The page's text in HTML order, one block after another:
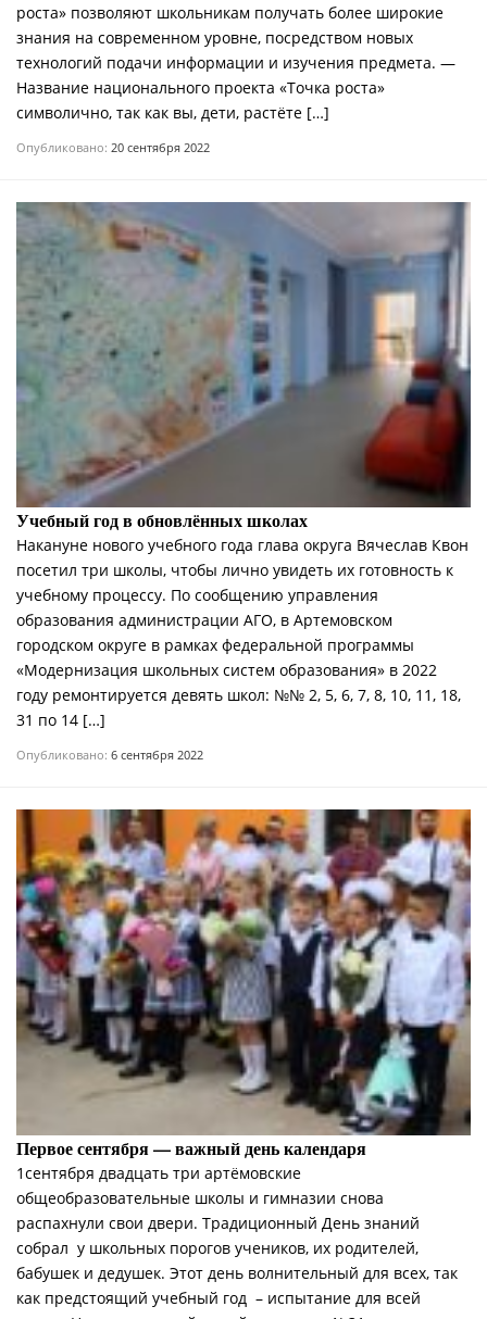
роста» позволяют школьникам получать более широкие
знания на современном уровне, посредством новых
технологий подачи информации и изучения предмета. —
Название национального проекта «Точка роста»
символично, так как вы, дети, растёте […]
Опубликовано: 20 сентября 2022
Учебный год в обновлённых школах
Накануне нового учебного года глава округа Вячеслав Квон
посетил три школы, чтобы лично увидеть их готовность к
учебному процессу. По сообщению управления
образования администрации АГО, в Артемовском
городском округе в рамках федеральной программы
«Модернизация школьных систем образования» в 2022
году ремонтируется девять школ: №№ 2, 5, 6, 7, 8, 10, 11, 18,
31 по 14 […]
Опубликовано: 6 сентября 2022
Первое сентября — важный день календаря
1сентября двадцать три артёмовские
общеобразовательные школы и гимназии снова
распахнули свои двери. Традиционный День знаний
собрал у школьных порогов учеников, их родителей,
бабушек и дедушек. Этот день волнительный для всех, так
как предстоящий учебный год – испытание для всей